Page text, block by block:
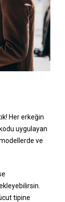
Her erkeğin
uygulayan
ve
tipine